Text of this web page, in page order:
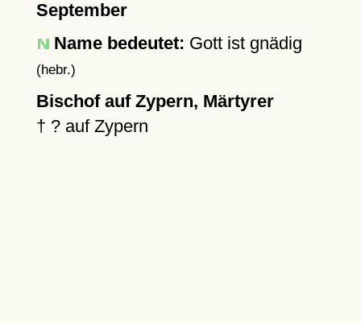
September
Name bedeutet: Gott ist gnädig
(hebr.)
Bischof auf Zypern, Märtyrer
† ?auf Zypern